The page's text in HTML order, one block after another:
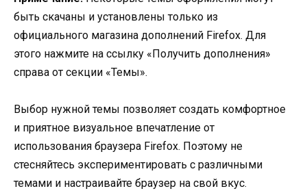
быть скачаны и установлены только из
официального магазина дополнений Firefox. Для
этого нажмите на ссылку «Получить дополнения»
справа от секции «Темы».
Выбор нужной темы позволяет создать комфортное
и приятное визуальное впечатление от
использования браузера Firefox. Поэтому не
стесняйтесь экспериментировать с различными
темами и настраивайте браузер на свой вкус.